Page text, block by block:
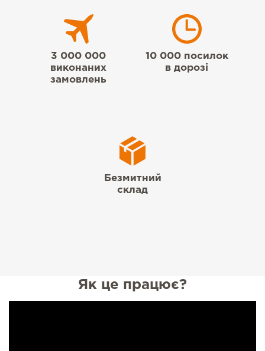
3 000 000
виконаних
замовлень
10 000 посилок
в дорозі
Безмитний
склад
Як це працює?